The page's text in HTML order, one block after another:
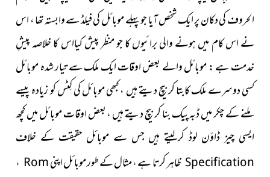
الحروف کی دکان پر ایک شخص آیا جو پہلے موبائل کی فیلڈ سے وابستہ تھا ، اس
نے اس کام میں ہونے والی برائیوں کا جو منظر پیش کیااس کا خلاصہ پیشِ
خدمت ہے : موبائل والے بعض اوقات ایک ملک سے تیار شدہ موبائل
کسی دوسرے ملک کابتا کر بیچ دیتے ہیں ، کبھی موبائل کی کِٹس کو زیادہ پیسے
ملنے کے چکر میں ڈبہ پیک بنا کر بیچ دیتے ہیں ، بعض اوقات موبائل میں کچھ
ایسی چیز ڈاؤن لوڈ کرلیتے ہیں جس سے موبائلحقیقت کے خلاف
Specification ظاہرکرتا ہے ، مثال کے طور موبائلاپنیRom ،